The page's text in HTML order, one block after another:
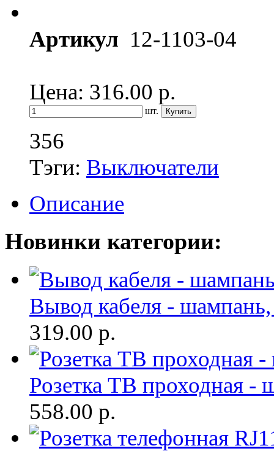
Артикул 12-1103-04
Цена: 316.00 р.
шт.
356
Тэги: Выключатели
Описание
Новинки категории:
Вывод кабеля -
319.00 р.
Розетка ТВ проходная -
558.00 р.